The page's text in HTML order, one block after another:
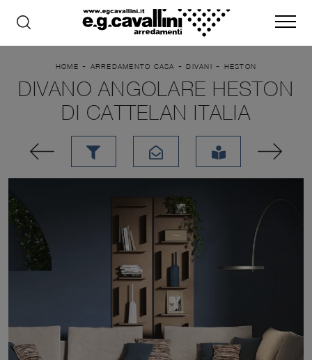
HOME - ARREDAMENTO CASA -DIVANI - HESTON
DIVANO ANGOLARE HESTON
DI CATTELAN ITALIA